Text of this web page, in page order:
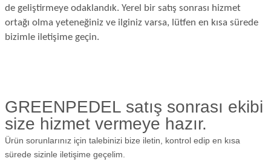
de geliştirmeye odaklandık. Yerel bir satış sonrası hizmet
ortağı olma yeteneğiniz ve ilginiz varsa, lütfen en kısa sürede
bizimle iletişime geçin.
GREENPEDEL satış sonrası ekibi
size hizmet vermeye hazır.
Ürün sorunlarınız için talebinizi bize iletin, kontrol edip en kısa
sürede sizinle iletişime geçelim.